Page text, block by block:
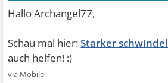
Starker schwindel